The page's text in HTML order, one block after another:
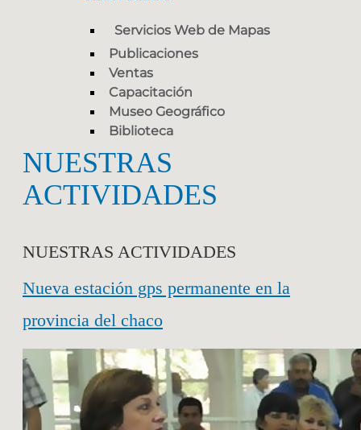
Servicios Web de Mapas
Publicaciones
Ventas
Capacitación
Museo Geográfico
Biblioteca
NUESTRAS
ACTIVIDADES
NUESTRAS ACTIVIDADES
Nueva estación gps permanente en la
provincia del chaco